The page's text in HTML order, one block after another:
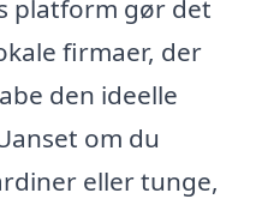
platform gør det
firmaer, der
den ideelle
om du
eller tunge,